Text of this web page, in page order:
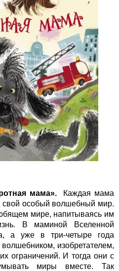
мама». Каждая мама
свой особый волшебный мир.
мире, напитываясь им
В маминой Вселенной
а уже в три-четыре года
изобретателем,
ограничений. И тогда они с
миры вместе. Так